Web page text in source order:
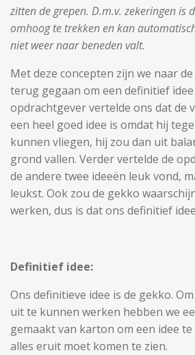
zitten de grepen. D.m.v. zekeringen is
omhoog te trekken en kan
niet weer naar beneden valt.
Met deze concepten zijn we naar
terug gegaan om een definitief idee
opdrachtgever vertelde ons dat de
een heel goed idee is omdat hij
kunnen vliegen, hij zou dan uit
grond vallen. Verder vertelde de
de andere twee ideeën leuk vond,
leukst. Ook zou de gekko
werken, dus is dat ons definitief
Definitief idee:
Ons definitieve idee is de gekko.
uit te kunnen werken hebben we
gemaakt van karton om een idee
alles eruit moet komen te zien.